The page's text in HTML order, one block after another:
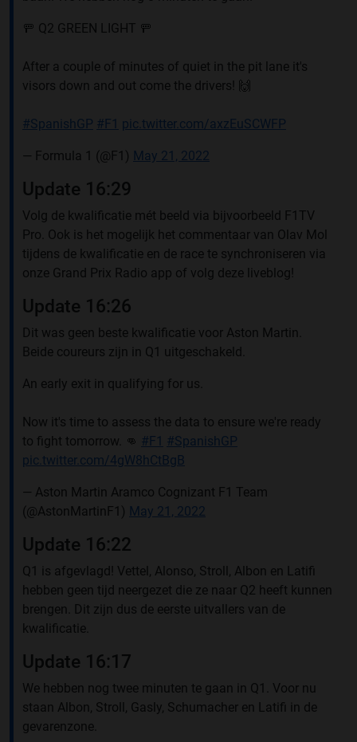
🚥 Q2 GREEN LIGHT 🚥
After a couple of minutes of quiet in the pit lane it's
visors down and out come the drivers! 🙌
#SpanishGP #F1 pic.twitter.com/axzEuSCWFP
— Formula 1 (@F1) May 21, 2022
Update 16:29
Volg de kwalificatie mét beeld via bijvoorbeeld F1TV
Pro. Ook is het mogelijk het commentaar van Olav Mol
tijdens de kwalificatie en de race te synchroniseren via
onze Grand Prix Radio app of volg deze liveblog!
Update 16:26
Dit was geen beste kwalificatie voor Aston Martin.
Beide coureurs zijn in Q1 uitgeschakeld.
An early exit in qualifying for us.
Now it's time to assess the data to ensure we're ready
to fight tomorrow. 👊 #F1 #SpanishGP
pic.twitter.com/4gW8hCtBgB
— Aston Martin Aramco Cognizant F1 Team
(@AstonMartinF1) May 21, 2022
Update 16:22
Q1 is afgevlagd! Vettel, Alonso, Stroll, Albon en Latifi
hebben geen tijd neergezet die ze naar Q2 heeft kunnen
brengen. Dit zijn dus de eerste uitvallers van de
kwalificatie.
Update 16:17
We hebben nog twee minuten te gaan in Q1. Voor nu
staan Albon, Stroll, Gasly, Schumacher en Latifi in de
gevarenzone.